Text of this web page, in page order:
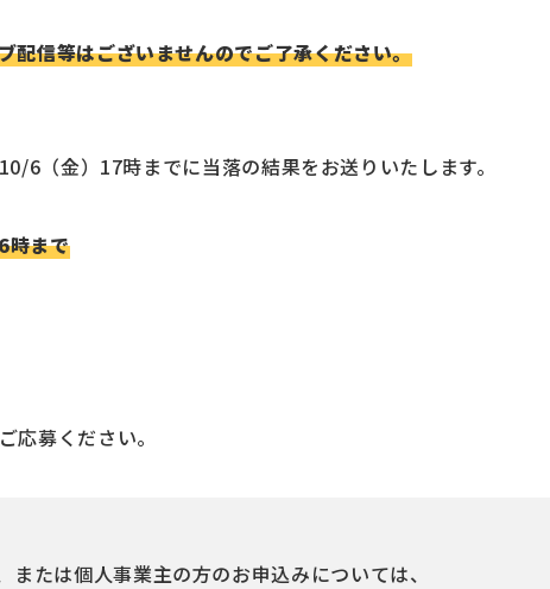
配信等はございませんのでご了承ください。
6（金）17時までに当落の結果をお送りいたします。
時まで
応募ください。
または個人事業主の方のお申込みについては、